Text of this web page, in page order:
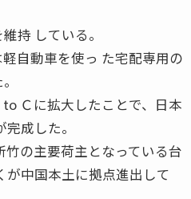
持 している。
自動車を使っ た宅配専用の
Ｃに拡大したことで、日本
成した。
の主要荷主となっている台
中国本土に拠点進出して